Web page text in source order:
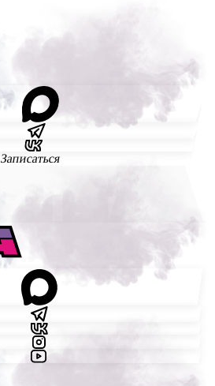
Записаться